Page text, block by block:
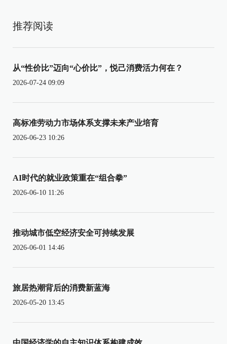
推荐阅读
从“性价比”迈向“心价比”，悦己消费活力何在？
2026-07-24 09:09
高标准劳动力市场体系支撑未来产业培育
2026-06-23 10:26
AI时代的就业政策重在“组合拳”
2026-06-10 11:26
推动城市低空经济安全可持续发展
2026-06-01 14:46
旅居热潮背后的消费新蓝海
2026-05-20 13:45